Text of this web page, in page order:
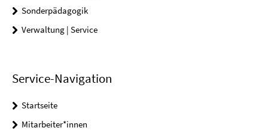
Sonderpädagogik
Verwaltung | Service
Service-Navigation
Startseite
Mitarbeiter*innen